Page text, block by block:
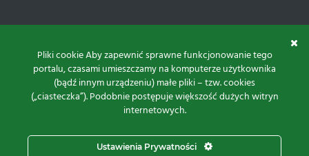
Pliki cookie Aby zapewnić sprawne funkcjonowanie tego
portalu, czasami umieszczamy na komputerze użytkownika
(bądź innym urządzeniu) małe pliki – tzw. cookies
(„ciasteczka”). Podobnie postępuje większość dużych witryn
internetowych.
Ustawienia Prywatności